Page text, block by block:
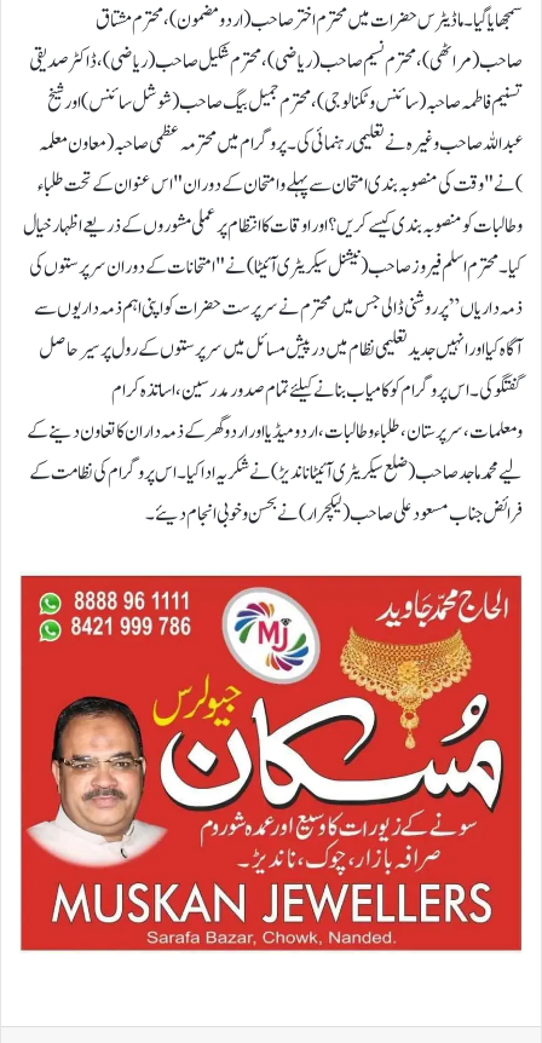
سمجھایا گیا۔ماڈیٹرس حضرات میں محترم اختر صاحب(اردومضمون)،محترم مشتاق
صاحب(مراٹھی)،محترم نسیم صاحب(ریاضی)، محترم شکیل صاحب(ریاضی)، ڈاکٹر صدیقی
تسنیم فاطمہ صاحبہ(سائنس وٹکنالوجی)،محترم جمیل بیگ صاحب(شوشل سائنس )اور شیخ
عبداللہ صاحب وغیرہ نے تعلیمی رہنمائی کی۔پروگرام میں محترمہ عظمی صاحبہ(معاون معلمہ
)نے "وقت کی منصوبہ بندی امتحان سے پہلے و امتحان کے دوران "اس عنوان کے تحت طلباء
وطالبات کو منصوبہ بندی کیسے کریں؟ اور اوقات کا انتظام پر عملی مشوروں کے ذریعے اظہار خیال
کیا۔محترم اسلم فیروز صاحب( نیشنل سیکریٹری آئیٹا ) نے "امتحانات کے دوران سرپرستوں کی
ذمہ داریاں ” پر روشنی ڈالی جس میں محترم نے سرپرست حضرات کو اپنی اہم ذمہ داریوں سے
آگاہ کیا اور انہیں جدید تعلیمی نظام میں درپیش مسائل میں سرپرستوں کے رول پر سیر حاصل
گفتگو کی۔ اس پروگرام کو کامیاب بنانے کیلئے تمام صدور مدرسین،اساتذہ کرام
ومعلمات،سرپرستان ،طلباء وطالبات، اردو میڈیا اور اردو گھر کے ذمہ داران کا تعاون دینے کے
لیے محمد ماجد صاحب( ضلع سیکریٹری آئیٹا ناندیڑ )نے شکریہ ادا کیا۔اس پروگرام کی نظامت کے
فرائض جناب مسعود علی صاحب (لیکچرار ) نے بحسن و خوبی انجام دیئے۔